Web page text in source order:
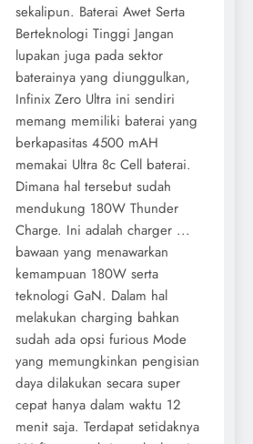
sekalipun. Baterai Awet Serta
Berteknologi Tinggi Jangan
lupakan juga pada sektor
baterainya yang diunggulkan,
Infinix Zero Ultra ini sendiri
memang memiliki baterai yang
berkapasitas 4500 mAH
memakai Ultra 8c Cell baterai.
Dimana hal tersebut sudah
mendukung 180W Thunder
Charge. Ini adalah charger ...
bawaan yang menawarkan
kemampuan 180W serta
teknologi GaN. Dalam hal
melakukan charging bahkan
sudah ada opsi furious Mode
yang memungkinkan pengisian
daya dilakukan secara super
cepat hanya dalam waktu 12
menit saja. Terdapat setidaknya